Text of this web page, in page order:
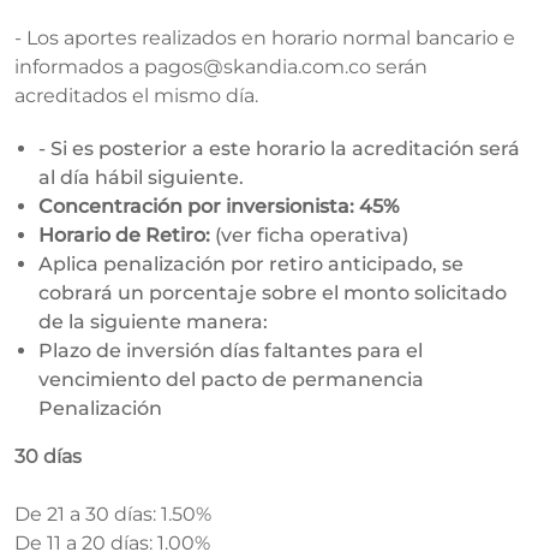
- Los aportes realizados en horario normal bancario e
informados a pagos@skandia.com.co serán
acreditados el mismo día.
- Si es posterior a este horario la acreditación será
al día hábil siguiente.
Concentración por inversionista: 45%
Horario de Retiro: (ver ficha operativa)
Aplica penalización por retiro anticipado, se
cobrará un porcentaje sobre el monto solicitado
de la siguiente manera:
Plazo de inversión días faltantes para el
vencimiento del pacto de permanencia
Penalización
30 días
De 21 a 30 días: 1.50%
De 11 a 20 días: 1.00%